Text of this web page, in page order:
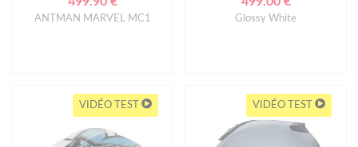
ANTMAN MARVEL MC1 Glossy White
VIDÉO TEST VIDÉO TEST